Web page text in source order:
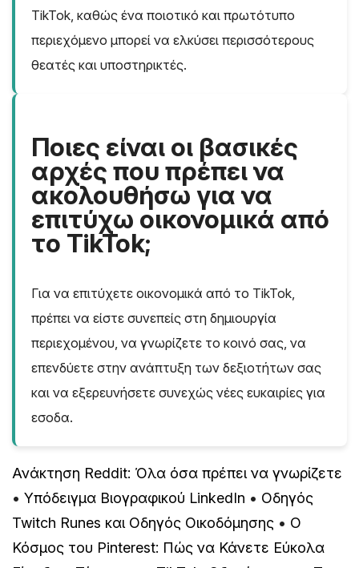
TikTok, καθώς ένα ποιοτικό και πρωτότυπο
περιεχόμενο μπορεί να ελκύσει περισσότερους
θεατές και υποστηρικτές.
Ποιες είναι οι βασικές
αρχές που πρέπει να
ακολουθήσω για να
επιτύχω οικονομικά από
το TikTok;
Για να επιτύχετε οικονομικά από το TikTok,
πρέπει να είστε συνεπείς στη δημιουργία
περιεχομένου, να γνωρίζετε το κοινό σας, να
επενδύετε στην ανάπτυξη των δεξιοτήτων σας
και να εξερευνήσετε συνεχώς νέες ευκαιρίες για
εσοδα.
Ανάκτηση Reddit: Όλα όσα πρέπει να γνωρίζετε
• Υπόδειγμα Βιογραφικού LinkedIn • Οδηγός
Twitch Runes και Οδηγός Οικοδόμησης • Ο
Κόσμος του Pinterest: Πώς να Κάνετε Εύκολα